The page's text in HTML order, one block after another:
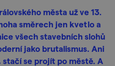
města už ve 13.
směrech jen kvetlo a
všech stavebních slohů
jako brutalismus. Ani
se projít po městě. A